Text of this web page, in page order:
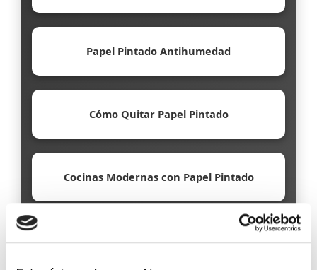
Papel Pintado Antihumedad
Cómo Quitar Papel Pintado
Cocinas Modernas con Papel Pintado
Papel Pintado Ecológico